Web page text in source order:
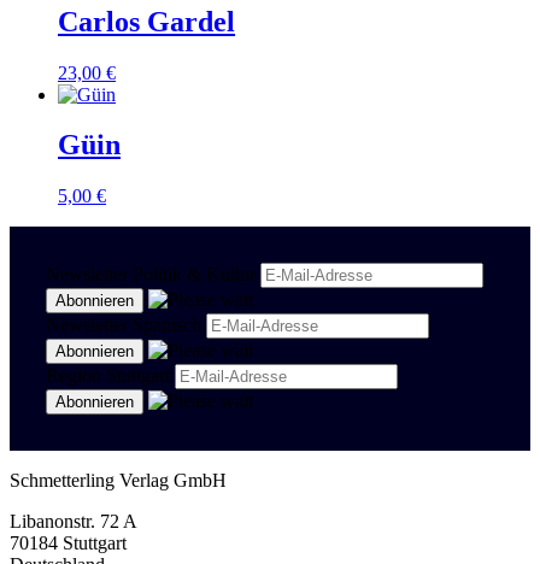
Carlos Gardel
23,00 €
Güin
5,00 €
Newsletter Politik & Kultur
Newsletter Spanisch
Region Stuttgart
Schmetterling Verlag GmbH
Libanonstr. 72 A
70184 Stuttgart